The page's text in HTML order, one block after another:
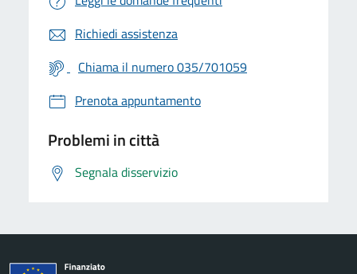
Richiedi assistenza
Chiama il numero 035/701059
Prenota appuntamento
Problemi in città
Segnala disservizio